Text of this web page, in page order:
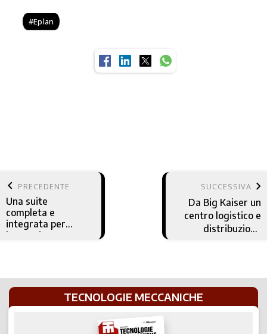
Eplan
keyboard_arrow_left PRECEDENTE
Una suite
completa e
integrata per
lavorazione
SUCCESSIVA keyboard_arrow_right
Da Big Kaiser un
centro logistico e
distribuzione
TECNOLOGIE MECCANICHE